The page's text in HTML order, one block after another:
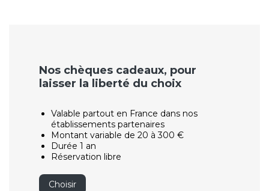
Nos chèques cadeaux, pour
laisser la liberté du choix
Valable partout en France dans nos
établissements partenaires
Montant variable de 20 à 300 €
Durée 1 an
Réservation libre
Choisir